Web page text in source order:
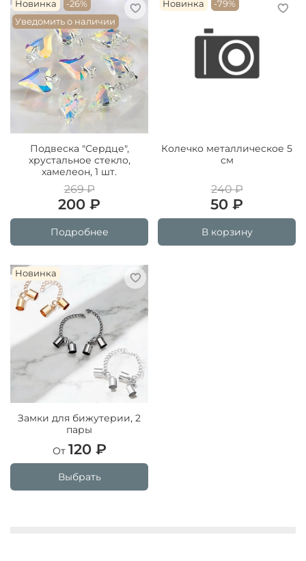
Новинка
-26%
Уведомить о наличии
Подвеска "Сердце",
хрустальное стекло,
хамелеон, 1 шт.
269 ₽
200 ₽
Подробнее
Новинка -79%
Колечко металлическое 5
см
240 ₽
50 ₽
В корзину
Новинка
Замки для бижутерии, 2
пары
От 120 ₽
Выбрать